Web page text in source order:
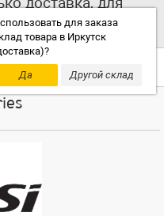
для заказа
товара в Иркутск
Да
Другой склад
выбирайте
другой склад!